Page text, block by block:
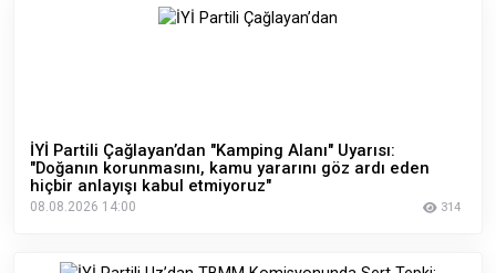
İYİ Partili Çağlayan’dan "Kamping Alanı" Uyarısı:
"Doğanın korunmasını, kamu yararını göz ardı eden
hiçbir anlayışı kabul etmiyoruz"
08.08.2026 14:00 314